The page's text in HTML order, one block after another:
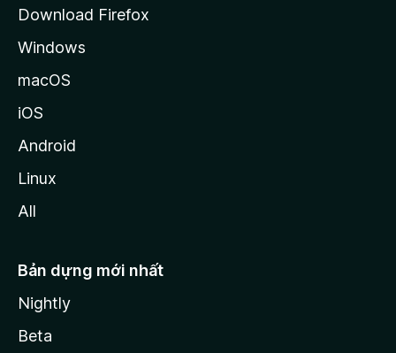
Download Firefox
Windows
macOS
iOS
Android
Linux
All
Bản dựng mới nhất
Nightly
Beta